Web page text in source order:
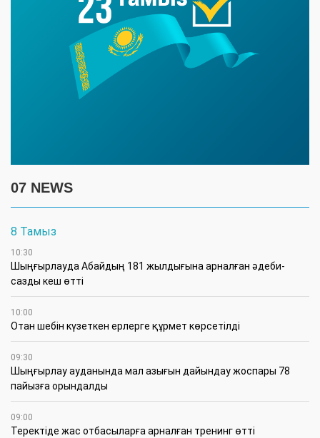
07 NEWS
8 Тамыз
10:30
Шыңғырлауда Абайдың 181 жылдығына арналған әдеби-
сазды кеш өтті
10:00
Отан шебін күзеткен ерлерге құрмет көрсетілді
09:30
​Шыңғырлау ауданында мал азығын дайындау жоспары 78
пайызға орындалды
09:00
​Теректіде жас отбасыларға арналған тренинг өтті